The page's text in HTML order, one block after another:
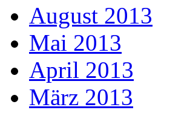
August 2013
Mai 2013
April 2013
März 2013